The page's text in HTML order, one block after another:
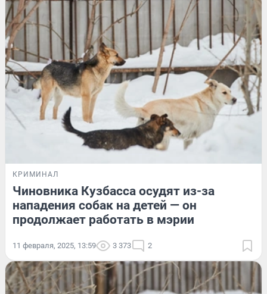
КРИМИНАЛ
Чиновника Кузбасса осудят из-за
нападения собак на детей — он
продолжает работать в мэрии
11 февраля, 2025, 13:59 3 373 2